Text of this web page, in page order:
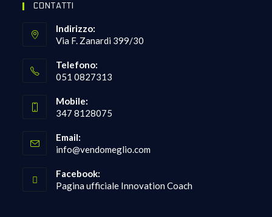
CONTATTI
Indirizzo:
Via F. Zanardi 399/30
Telefono:
051 0827313
in
your
application
Mobile:
347 8128075
in
your
application
Email:
info@vendomeglio.com
application
Facebook:
Pagina ufficiale Innovation Coach